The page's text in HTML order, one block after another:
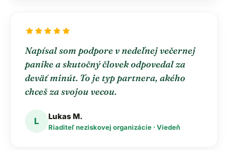
starstarstarstarstar
Napísal som podpore v nedeľnej večernej
panike a skutočný človek odpovedal za
deväť minút. To je typ partnera, akého
chceš za svojou vecou.
L Lukas M.
Riaditeľ neziskovej organizácie · Viedeň